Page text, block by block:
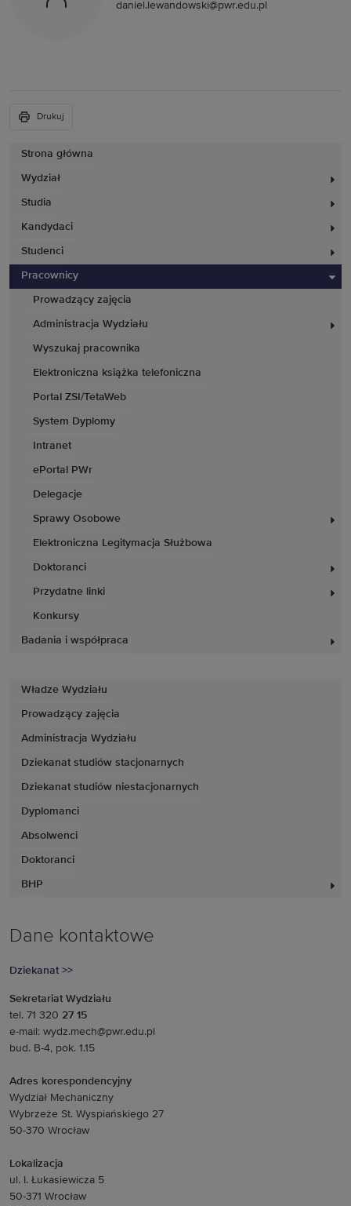
Strona główna
Wydział
Studia
Kandydaci
Studenci
Pracownicy
Prowadzący zajęcia
Administracja Wydziału
Wyszukaj pracownika
Elektroniczna książka telefoniczna
Portal ZSI/TetaWeb
System Dyplomy
Intranet
ePortal PWr
Delegacje
Sprawy Osobowe
Elektroniczna Legitymacja Służbowa
Doktoranci
Przydatne linki
Konkursy
Badania i współpraca
Władze Wydziału
Prowadzący zajęcia
Administracja Wydziału
Dziekanat studiów stacjonarnych
Dziekanat studiów niestacjonarnych
Dyplomanci
Absolwenci
Doktoranci
BHP
Dane kontaktowe
Dziekanat >>
Sekretariat Wydziału
tel. 71 320 27 15
e-mail: wydz.mech@pwr.edu.pl
bud. B-4, pok. 1.15
Adres korespondencyjny
Wydział Mechaniczny
Wybrzeże St. Wyspiańskiego 27
50-370 Wrocław
Lokalizacja
ul. I. Łukasiewicza 5
50-371 Wrocław
daniel.lewandowski@pwr.edu.pl
Drukuj